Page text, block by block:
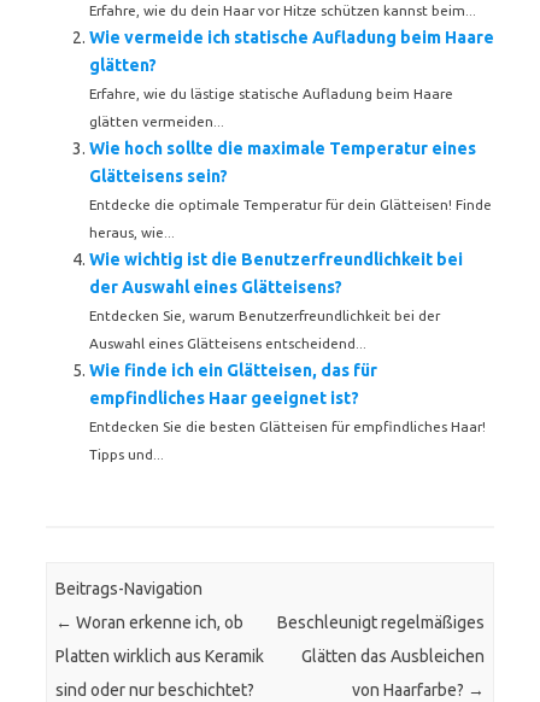
Erfahre, wie du dein Haar vor Hitze schützen kannst beim...
Wie vermeide ich statische Aufladung beim Haare
glätten?
Erfahre, wie du lästige statische Aufladung beim Haare
glätten vermeiden...
Wie hoch sollte die maximale Temperatur eines
Glätteisens sein?
Entdecke die optimale Temperatur für dein Glätteisen! Finde
heraus, wie...
Wie wichtig ist die Benutzerfreundlichkeit bei
der Auswahl eines Glätteisens?
Entdecken Sie, warum Benutzerfreundlichkeit bei der
Auswahl eines Glätteisens entscheidend...
Wie finde ich ein Glätteisen, das für
empfindliches Haar geeignet ist?
Entdecken Sie die besten Glätteisen für empfindliches Haar!
Tipps und...
Beitrags-Navigation
← Woran erkenne ich, ob
Platten wirklich aus Keramik
sind oder nur beschichtet?
Beschleunigt regelmäßiges
Glätten das Ausbleichen
von Haarfarbe? →